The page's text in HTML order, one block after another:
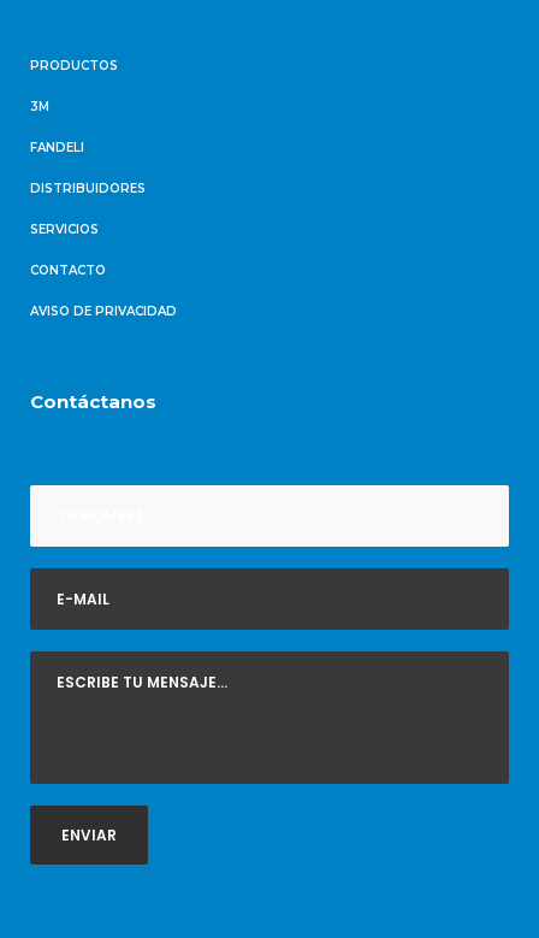
PRODUCTOS
3M
FANDELI
DISTRIBUIDORES
SERVICIOS
CONTACTO
AVISO DE PRIVACIDAD
Contáctanos